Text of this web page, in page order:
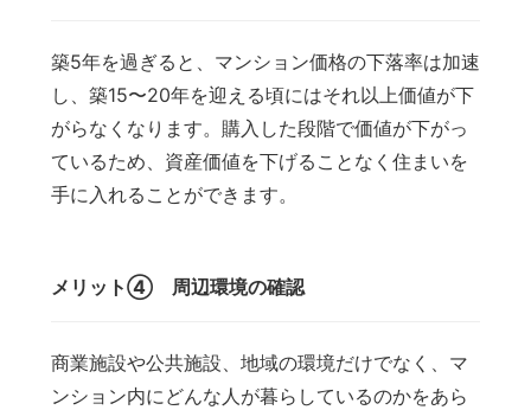
築5年を過ぎると、マンション価格の下落率は加速
し、築15〜20年を迎える頃にはそれ以上価値が下
がらなくなります。購入した段階で価値が下がっ
ているため、資産価値を下げることなく住まいを
手に入れることができます。
メリット④ 周辺環境の確認
商業施設や公共施設、地域の環境だけでなく、マ
ンション内にどんな人が暮らしているのかをあら